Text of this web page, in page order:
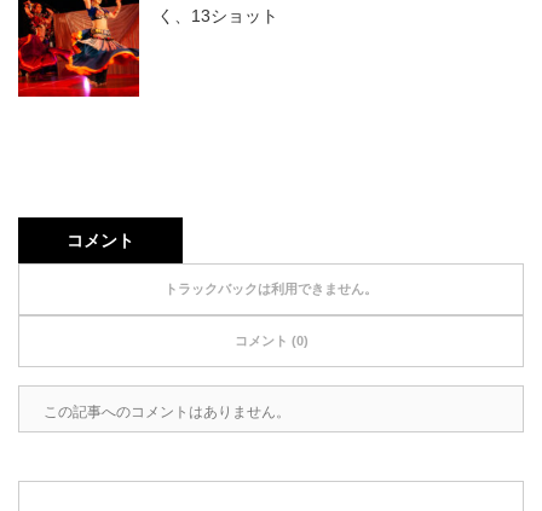
く、13ショット
コメント
トラックバックは利用できません。
コメント (0)
この記事へのコメントはありません。